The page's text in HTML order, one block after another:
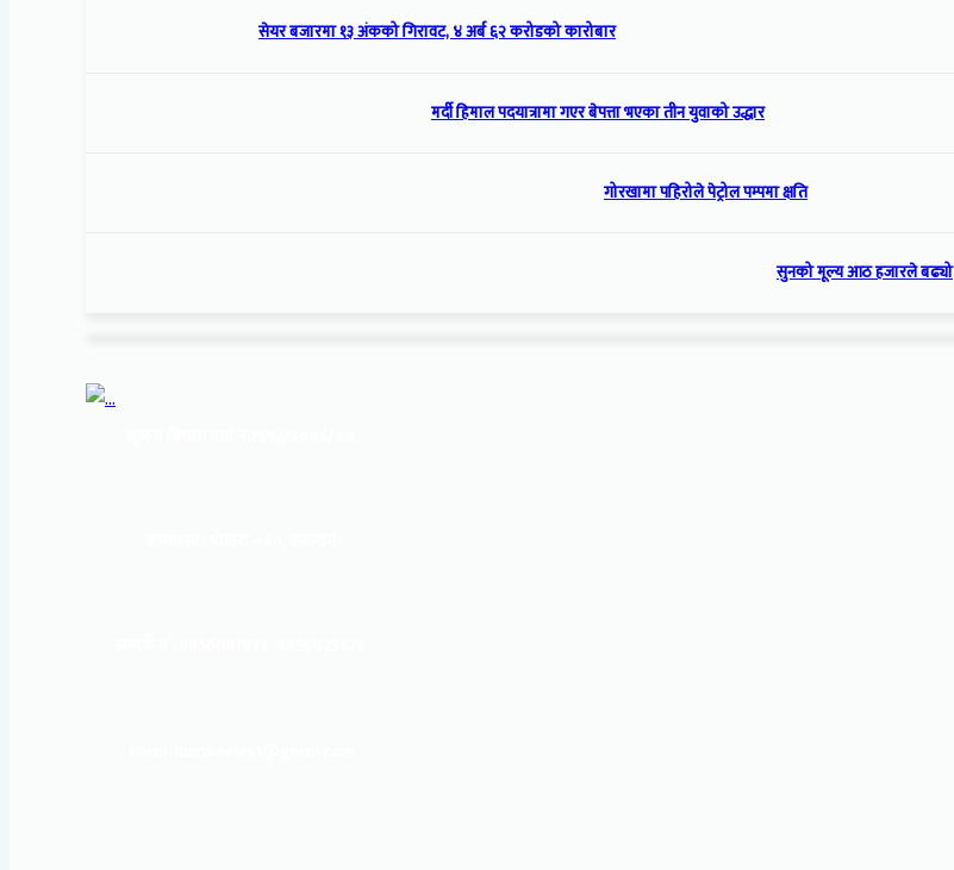
सेयर बजारमा १३ अंकको गिरावट, ४ अर्ब ६२ करोडको कारोबार
मर्दी हिमाल पदयात्रामा गएर बेपत्ता भएका तीन युवाको उद्धार
गोरखामा पहिरोले पेट्रोल पम्पमा क्षति
सुनको मूल्य आठ हजारले बढ्यो